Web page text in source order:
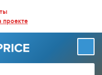
МАГАЗИНАХ.
ЦЕН.
проекте